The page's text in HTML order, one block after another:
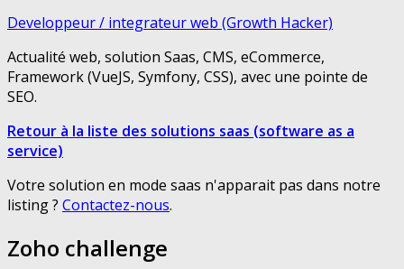
Developpeur / integrateur web (Growth Hacker)
Actualité web, solution Saas, CMS, eCommerce,
Framework (VueJS, Symfony, CSS), avec une pointe de
SEO.
Retour à la liste des solutions saas (software as a
service)
Votre solution en mode saas n'apparait pas dans notre
listing ? Contactez-nous.
Zoho challenge